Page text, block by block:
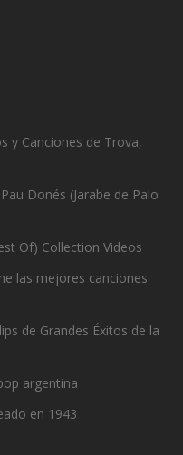
y Canciones de Trova,
Donés (Jarabe de Palo
Of) Collection Videos
las mejores canciones
de Grandes Éxitos de la
argentina
en 1943